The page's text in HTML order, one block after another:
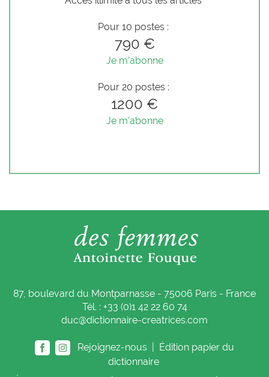
Pour 10 postes :
790 €
Je m'abonne
Pour 20 postes :
1200 €
Je m'abonne
87, boulevard du Montparnasse - 75006 Paris - France
Tél. : +33 (0)1 42 22 60 74
duc@dictionnaire-creatrices.com
Rejoignez-nous |
Édition papier du
dictionnaire